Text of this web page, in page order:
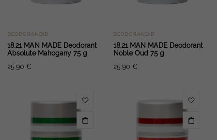
DEODORANDID
18.21 MAN MADE Deodorant
Absolute Mahogany 75 g
25.90 €
DEODORANDID
18.21 MAN MADE Deodorant
Noble Oud 75 g
25.90 €